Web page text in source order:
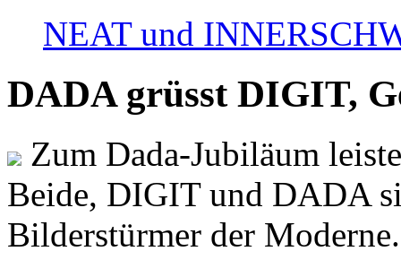
NEAT und
DADA grüsst DIGIT,
Zum Dada-Jubiläum
Beide, DIGIT und DADA
Bilderstürmer der